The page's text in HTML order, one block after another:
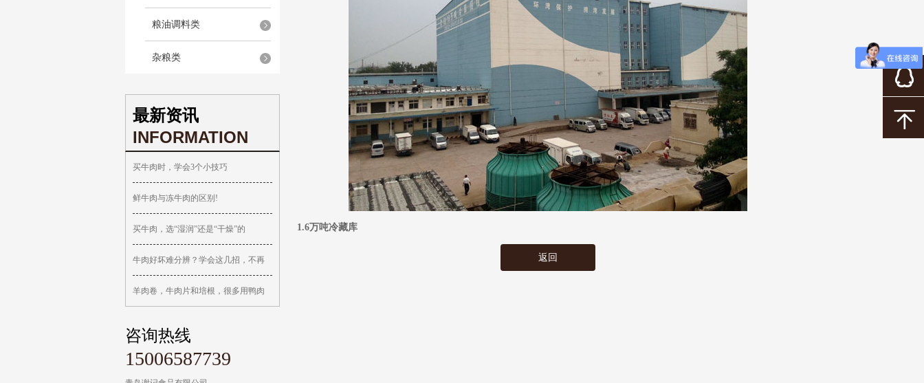
粮油调料类
杂粮类
最新资讯
INFORMATION
买牛肉时，学会3个小技巧
鲜牛肉与冻牛肉的区别!
买牛肉，选“湿润”还是“干燥”的
牛肉好坏难分辨？学会这几招，不再
羊肉卷，牛肉片和培根，很多用鸭肉
咨询热线
15006587739
1.6万吨冷藏库
返回